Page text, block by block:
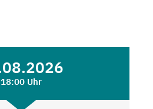
18:00 Uhr